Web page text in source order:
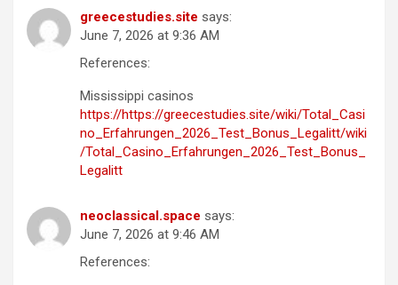
greecestudies.site says:
June 7, 2026 at 9:36 AM
References:
Mississippi casinos
https://https://greecestudies.site/wiki/Total_Casi
no_Erfahrungen_2026_Test_Bonus_Legalitt/wiki
/Total_Casino_Erfahrungen_2026_Test_Bonus_
Legalitt
neoclassical.space says:
June 7, 2026 at 9:46 AM
References: